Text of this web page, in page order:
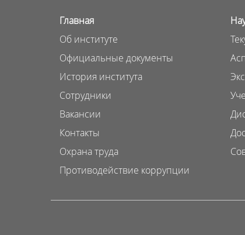
Главная
Об институте
Официальные документы
История института
Сотрудники
Вакансии
Контакты
Охрана труда
Противодействие коррупции